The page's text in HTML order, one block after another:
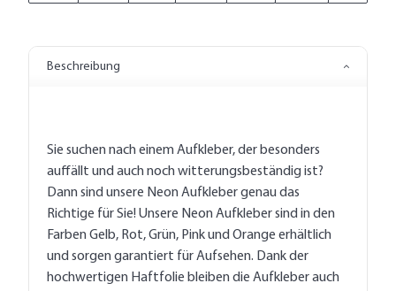
Beschreibung
Sie suchen nach einem Aufkleber, der besonders
auffällt und auch noch witterungsbeständig ist?
Dann sind unsere Neon Aufkleber genau das
Richtige für Sie! Unsere Neon Aufkleber sind in den
Farben Gelb, Rot, Grün, Pink und Orange erhältlich
und sorgen garantiert für Aufsehen. Dank der
hochwertigen Haftfolie bleiben die Aufkleber auch